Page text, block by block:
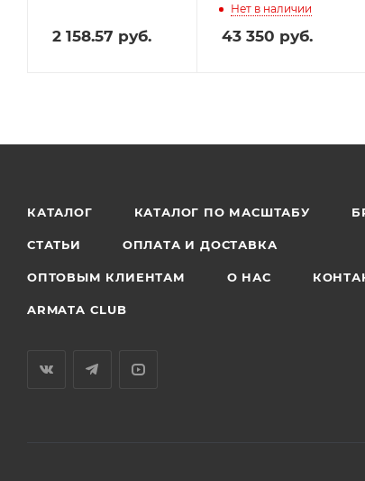
2 158.57 руб.
Нет в наличии
43 350 руб.
КАТАЛОГ КАТАЛОГ ПО МАСШТАБУ
СТАТЬИ ОПЛАТА И ДОСТАВКА
ОПТОВЫМ КЛИЕНТАМ О НАС
ARMATA CLUB